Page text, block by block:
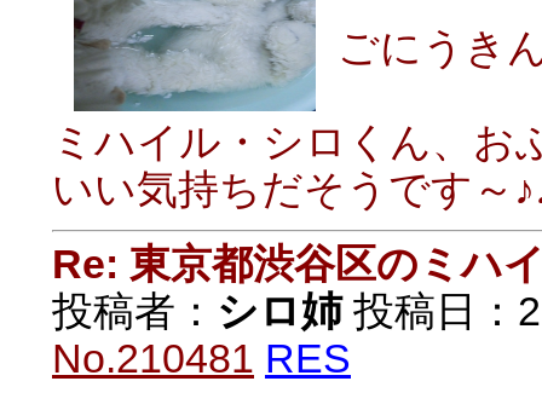
ごにうき
ミハイル・シロくん、お
いい気持ちだそうです～
Re: 東京都渋谷区のミハ
投稿者： シロ姉投稿日：
No.210481 RES